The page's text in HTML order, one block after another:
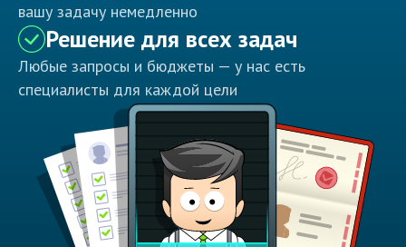
вашу задачу немедленно
Решение для всех задач
Любые запросы и бюджеты — у нас есть
специалисты для каждой цели